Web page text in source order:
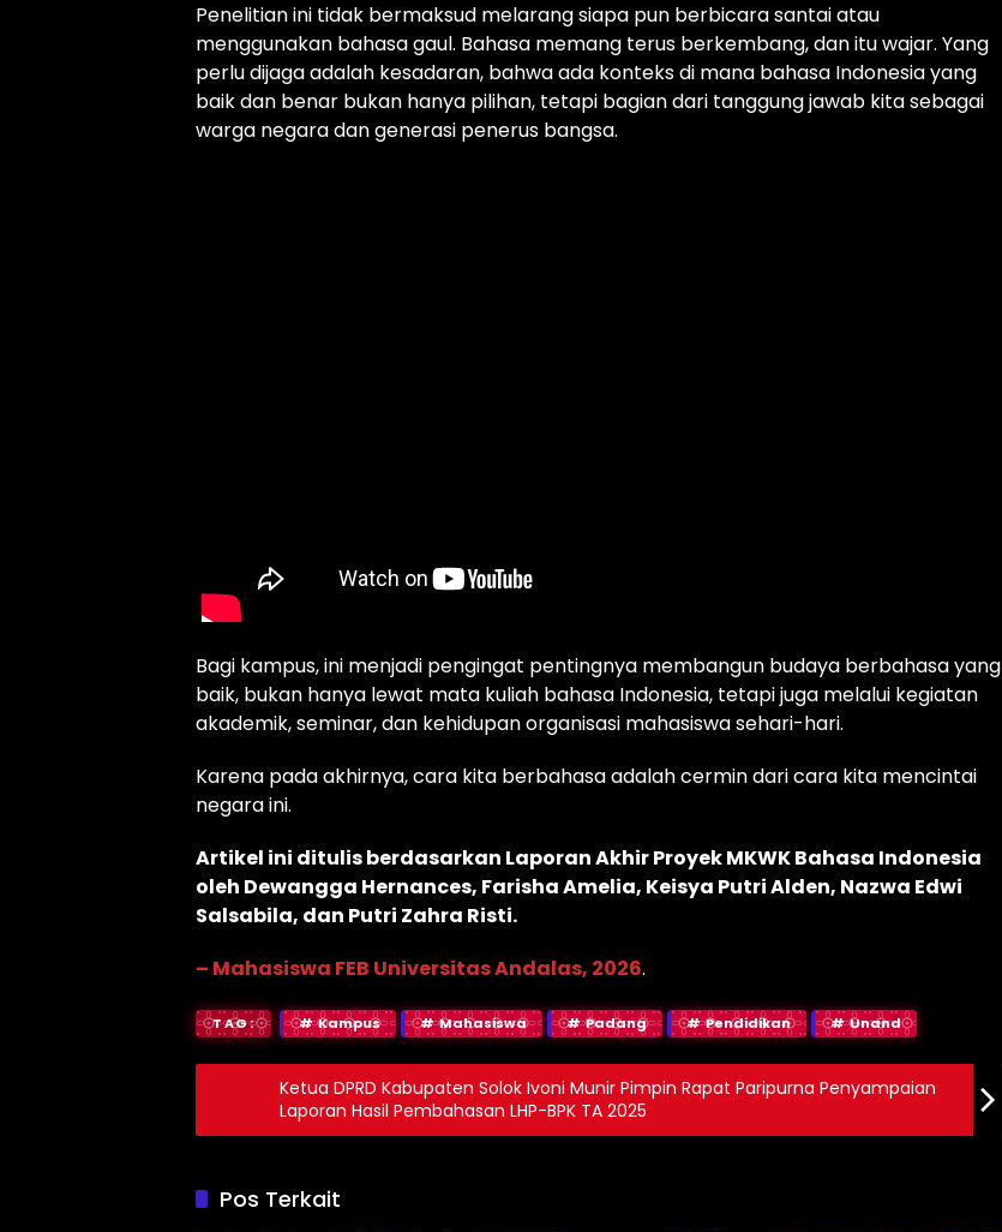
Penelitian ini tidak bermaksud melarang siapa pun berbicara santai atau
menggunakan bahasa gaul. Bahasa memang terus berkembang, dan itu wajar. Yang
perlu dijaga adalah kesadaran, bahwa ada konteks di mana bahasa Indonesia yang
baik dan benar bukan hanya pilihan, tetapi bagian dari tanggung jawab kita sebagai
warga negara dan generasi penerus bangsa.
Bagi kampus, ini menjadi pengingat pentingnya membangun budaya berbahasa yang
baik, bukan hanya lewat mata kuliah bahasa Indonesia, tetapi juga melalui kegiatan
akademik, seminar, dan kehidupan organisasi mahasiswa sehari-hari.
Karena pada akhirnya, cara kita berbahasa adalah cermin dari cara kita mencintai
negara ini.
Artikel ini ditulis berdasarkan Laporan Akhir Proyek MKWK Bahasa Indonesia
oleh Dewangga Hernances, Farisha Amelia, Keisya Putri Alden, Nazwa Edwi
Salsabila, dan Putri Zahra Risti.
– Mahasiswa FEB Universitas Andalas, 2026.
TAG: Kampus Mahasiswa Padang Pendidikan Unand
Ketua DPRD Kabupaten Solok Ivoni Munir Pimpin Rapat Paripurna Penyampaian
Laporan Hasil Pembahasan LHP-BPK TA 2025
Pos Terkait